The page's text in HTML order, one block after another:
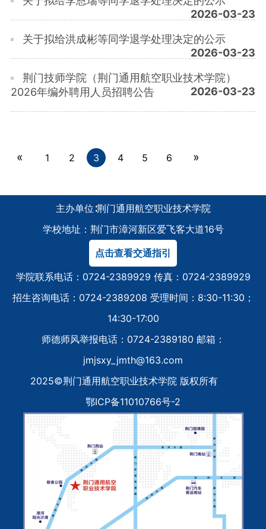
2026-03-23
关于拟给洪成彬等同学退学处理决定的公示
2026-03-23
荆门技师学院（荆门通用航空职业技术学院）
2026年编外聘用人员招聘公告
2026-03-23
« 1 2 3 4 5 6 »
主办单位∶荆门通用航空职业技术学院
学校地址：荆门市漳河新区爱飞客大道16号
点击查看交通指引
学院联系电话：0724-2389929 传真：0724-2389929
招生咨询电话：0724-2389208 受理时间：8:30-11:30；
14:30-17:00
师德师风举报电话：0724-2389180 邮箱：
jmjsxy_jmth@163.com
2025©荆门通用航空职业技术学院 版权所有
鄂ICP备11010766号-2